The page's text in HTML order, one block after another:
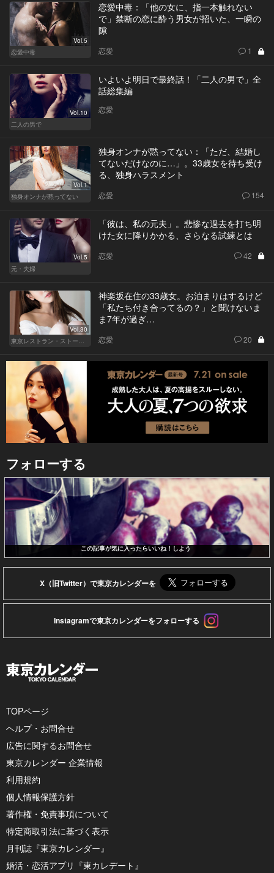
Vol.5
恋愛中毒
恋愛中毒：「他の女に、指一本触れない
で」禁断の恋に酔う男女が招いた、一瞬の
隙
恋愛 1
Vol.10
二人の男で
いよいよ明日で最終話！「二人の男で」全
話総集編
恋愛
Vol.1
独身オンナが黙ってない
独身オンナが黙ってない：「ただ、結婚し
てないだけなのに…」。33歳女を待ち受け
る、独身ハラスメント
恋愛 154
Vol.5
元・夫婦
「彼は、私の元夫」。悲惨な過去を打ち明
けた女に降りかかる、さらなる試練とは
恋愛 42
Vol.30
東京レストラン・ストーリー
神楽坂在住の33歳女。お泊まりはするけど
「私たち付き合ってるの？」と聞けないま
ま7年が過ぎ…
恋愛 20
フォローする
この記事が気に入ったらいいね！しよう
X（旧Twitter）で東京カレンダーを
Instagramで東京カレンダーをフォローする
TOPページ
ヘルプ・お問合せ
広告に関するお問合せ
東京カレンダー 企業情報
利用規約
個人情報保護方針
著作権・免責事項について
特定商取引法に基づく表示
月刊誌『東京カレンダー』
婚活・恋活アプリ『東カレデート』